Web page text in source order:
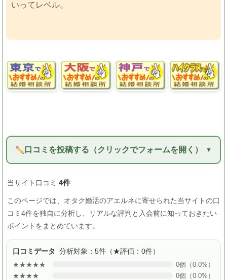
いってレベル。
口コミを投稿する（クリックでフォームを開く）
当サイト口コミ 4件
このページでは、オタク婚活のアエルネに寄せられた当サイトの口
コミ4件を独自に分析し、リアルな評判と入会前に知っておきたい
ポイントをまとめています。
口コミデータ 分析対象：5件（★評価：0件）
★★★★★
0個（0.0%）
★★★★
0個（0.0%）